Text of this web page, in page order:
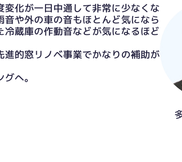
化が一日中通して非常に少なくな
や外の車の音もほとんど気になら
蔵庫の作動音などが気になるほど
的窓リノベ事業でかなりの補助が
へ。